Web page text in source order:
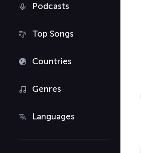
Podcasts
Top Songs
Countries
Genres
Languages